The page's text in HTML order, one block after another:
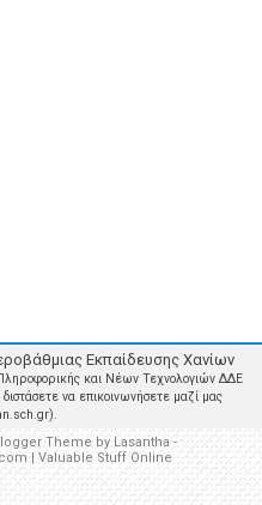
Εκπαίδευσης Χανίων
και Νέων Τεχνολογιών ΔΔΕ
να επικοινωνήσετε μαζί μας
Theme by Lasantha -
|Valuable Stuff Online